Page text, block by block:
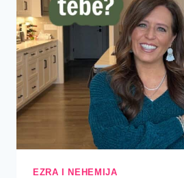
EZRA
NEHEMIJA
3.
TJEDAN
EZRA I NEHEMIJA